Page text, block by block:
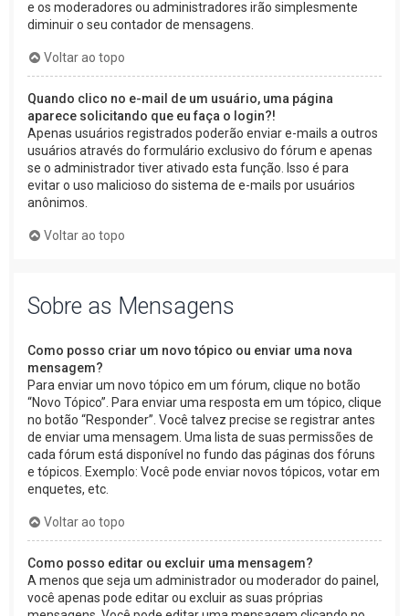
e os moderadores ou administradores irão simplesmente
diminuir o seu contador de mensagens.
Voltar ao topo
Quando clico no e-mail de um usuário, uma página
aparece solicitando que eu faça o login?!
Apenas usuários registrados poderão enviar e-mails a outros
usuários através do formulário exclusivo do fórum e apenas
se o administrador tiver ativado esta função. Isso é para
evitar o uso malicioso do sistema de e-mails por usuários
anônimos.
Voltar ao topo
Sobre as Mensagens
Como posso criar um novo tópico ou enviar uma nova
mensagem?
Para enviar um novo tópico em um fórum, clique no botão
“Novo Tópico”. Para enviar uma resposta em um tópico, clique
no botão “Responder”. Você talvez precise se registrar antes
de enviar uma mensagem. Uma lista de suas permissões de
cada fórum está disponível no fundo das páginas dos fóruns
e tópicos. Exemplo: Você pode enviar novos tópicos, votar em
enquetes, etc.
Voltar ao topo
Como posso editar ou excluir uma mensagem?
A menos que seja um administrador ou moderador do painel,
você apenas pode editar ou excluir as suas próprias